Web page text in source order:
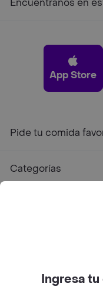
Encuéntranos en
App Store
Pide tu comida
Categorías
Ingresa